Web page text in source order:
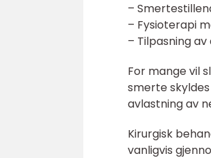
–
– Fysioterapi
– Tilpasning
For mange vil
smerte
avlastning av
Kirurgisk
vanligvis